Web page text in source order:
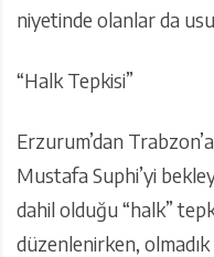
niyetinde olanlar da
“Halk Tepkisi”
Erzurum’dan
Mustafa Suphi’yi
dahil olduğu “halk”
düzenlenirken,